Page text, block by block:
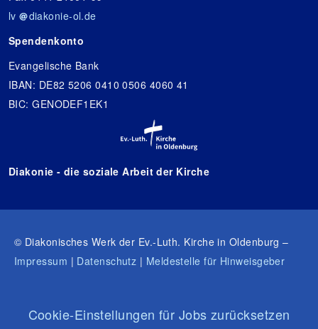
lv
diakonie-ol.de
Spendenkonto
Evangelische Bank
IBAN: DE82 5206 0410 0506 4060 41
BIC: GENODEF1EK1
Diakonie - die soziale Arbeit der Kirche
© Diakonisches Werk der Ev.-Luth. Kirche in Oldenburg –
Impressum | Datenschutz | Meldestelle für Hinweisgeber
Cookie-Einstellungen für Jobs zurücksetzen